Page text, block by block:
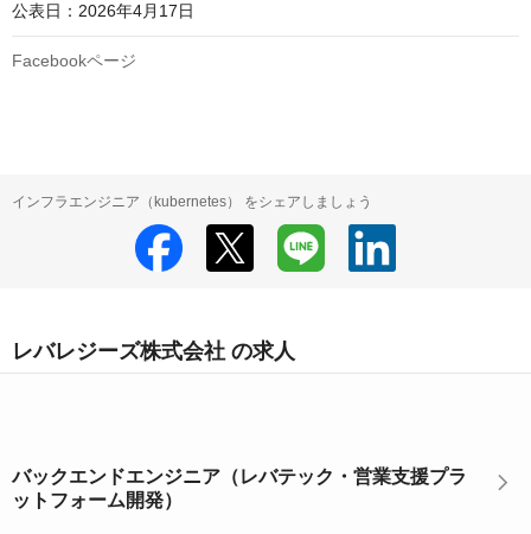
公表日：2026年4月17日
Facebookページ
インフラエンジニア（kubernetes） をシェアしましょう
レバレジーズ株式会社 の求人
バックエンドエンジニア（レバテック・営業支援プラ
ットフォーム開発）